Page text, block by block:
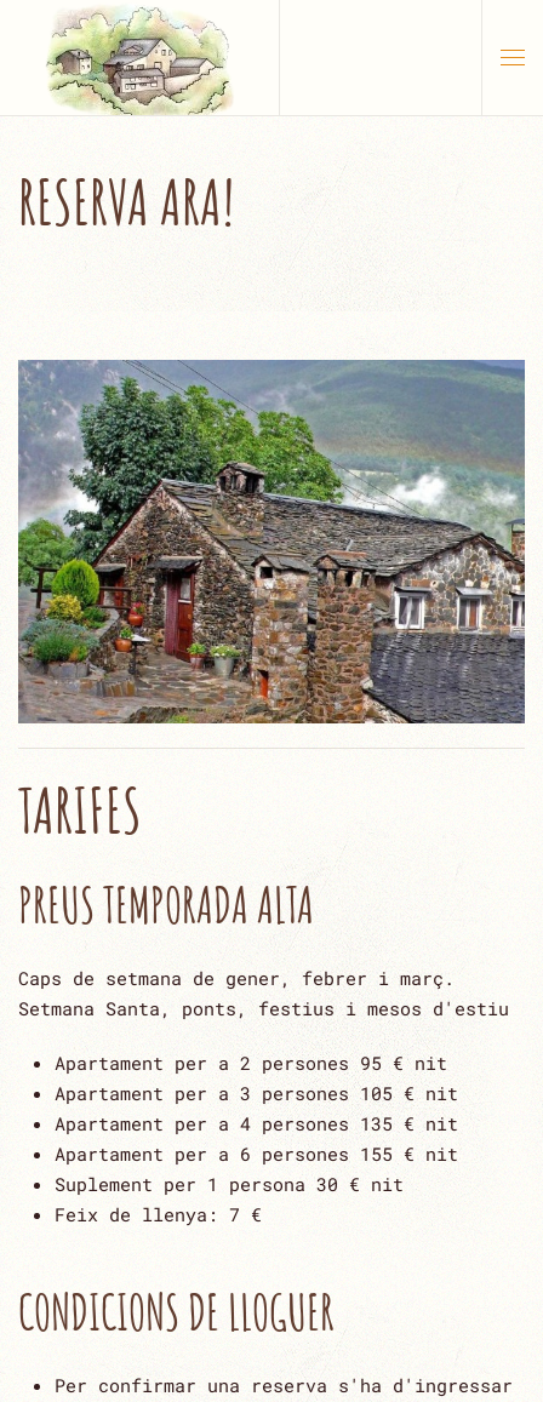
Skip to main content
RESERVA ARA!
TARIFES
PREUS TEMPORADA ALTA
Caps de setmana de gener, febrer i març.
Setmana Santa, ponts, festius i mesos d'estiu
Apartament per a 2 persones 95 € nit
Apartament per a 3 persones 105 € nit
Apartament per a 4 persones 135 € nit
Apartament per a 6 persones 155 € nit
Suplement per 1 persona 30 € nit
Feix de llenya: 7 €
CONDICIONS DE LLOGUER
Per confirmar una reserva s'ha d'ingressar